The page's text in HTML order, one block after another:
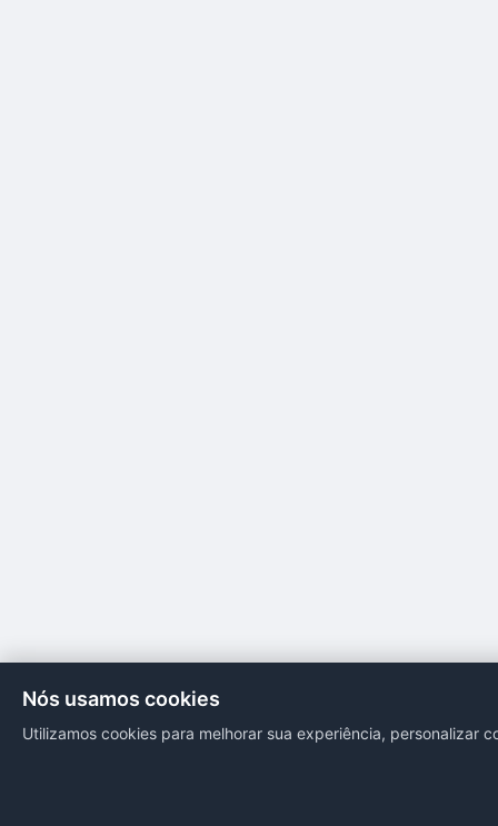
Nós usamos cookies
Utilizamos cookies para melhorar sua experiência, personalizar